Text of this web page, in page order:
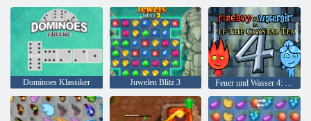
Dominoes Klassiker Juwelen Blitz 3 Feuer und Wasser 4: Kristalltempel